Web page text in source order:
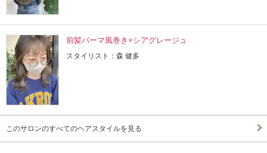
前髪パーマ風巻き×シアグレージュ
スタイリスト：森 健多
このサロンのすべてのヘアスタイルを見る